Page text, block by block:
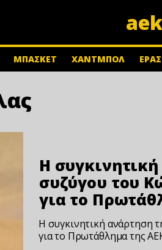
ΜΠΑΣΚΕΤ ΧΑΝΤΜΠΟΛ
Η
συζύγου του
για το
Η συγκινητική ανάρτηση
για το Πρωτάθλημα της